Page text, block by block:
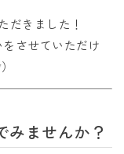
だきました！
させていただけ
みませんか？